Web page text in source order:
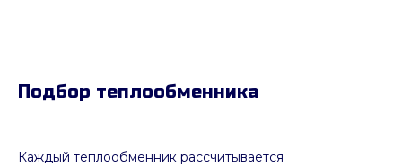
Подбор теплообменника
Каждый теплообменник рассчитывается